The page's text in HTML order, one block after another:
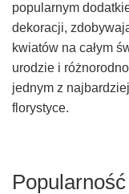
popularnym
dekoracji,
kwiatów na całym
urodzie i
jednym z
florystyce.